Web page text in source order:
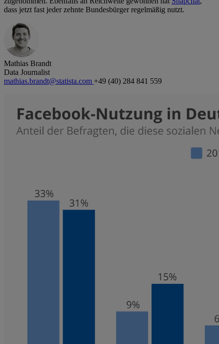
dass jetzt fast jeder zehnte Bundesbürger regelmäßig nutzt.
Mathias Brandt
Data Journalist
mathias.brandt@statista.com +49 (40) 284 841 559